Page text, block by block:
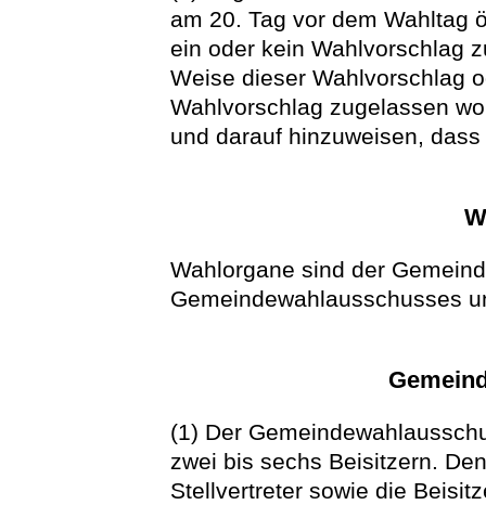
am 20. Tag vor dem Wahltag
ein oder kein Wahlvorschlag
Weise dieser Wahlvorschlag
Wahlvorschlag zugelassen
und darauf hinzuweisen,
Wahlorgane sind der
Gemeindewahlausschusses
(1) Der
zwei bis sechs Beisitzern.
Stellvertreter sowie die